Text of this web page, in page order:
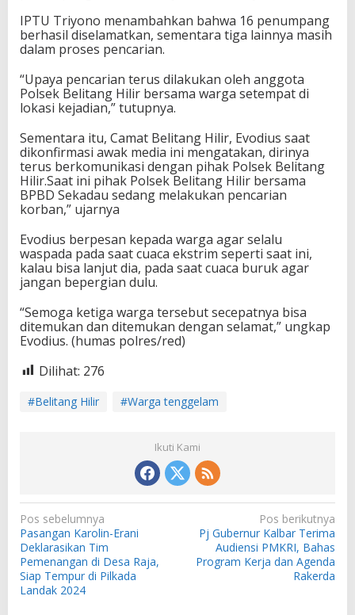
IPTU Triyono menambahkan bahwa 16 penumpang
berhasil diselamatkan, sementara tiga lainnya masih
dalam proses pencarian.
“Upaya pencarian terus dilakukan oleh anggota
Polsek Belitang Hilir bersama warga setempat di
lokasi kejadian,” tutupnya.
Sementara itu, Camat Belitang Hilir, Evodius saat
dikonfirmasi awak media ini mengatakan, dirinya
terus berkomunikasi dengan pihak Polsek Belitang
Hilir.Saat ini pihak Polsek Belitang Hilir bersama
BPBD Sekadau sedang melakukan pencarian
korban,” ujarnya
Evodius berpesan kepada warga agar selalu
waspada pada saat cuaca ekstrim seperti saat ini,
kalau bisa lanjut dia, pada saat cuaca buruk agar
jangan bepergian dulu.
“Semoga ketiga warga tersebut secepatnya bisa
ditemukan dan ditemukan dengan selamat,” ungkap
Evodius. (humas polres/red)
Dilihat: 276
#Belitang Hilir #Warga tenggelam
Ikuti Kami
N
a
v
i
Pos sebelumnya
Pasangan Karolin-Erani
Deklarasikan Tim
Pemenangan di Desa Raja,
Siap Tempur di Pilkada
Landak 2024
Pos berikutnya
Pj Gubernur Kalbar Terima
Audiensi PMKRI, Bahas
Program Kerja dan Agenda
Rakerda